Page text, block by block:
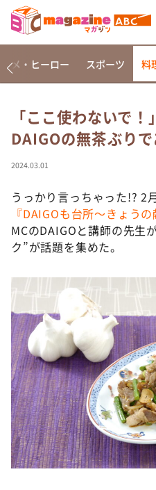
なるみ・岡村の過ぎるTV
相席食堂
～人生密着トークバラ
て真剣です
探偵！ナイトスクープ
（news おかえり）
DAIGOも台所 ～きょう
本日はダイアンなり！シ
朝だ！生です旅サラダ
教えて！ニュースライブ
ＬＩＦＥ～夢のカタチ～
新婚さんいらっしゃい！
ポツンと一軒家
メ・ヒーロー スポーツ 料
「ここ使わないで
DAIGOの無茶ぶり
2024.03.01
うっかり言っちゃった!? 2
『DAIGOも台所～きょう
MCのDAIGOと講師の先生
ク”が話題を集めた。